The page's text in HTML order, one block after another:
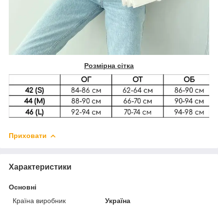
Розмірна сітка
Приховати
Характеристики
Основні
Країна виробник
Україна